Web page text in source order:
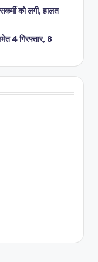
को लगी, हालत
4 गिरफ्तार, 8